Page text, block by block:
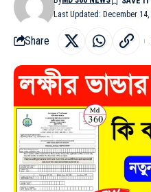
Last Updated: December 14,
Share